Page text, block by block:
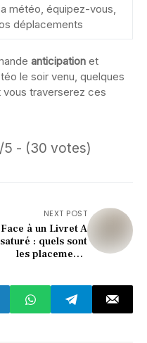
météo, équipez-vous,
déplacements
anticipation et
le soir venu, quelques
traverserez ces
5 - (30 votes)
NEXT POST
Face à un Livret A
saturé : quels sont
les placements
vos rendements en
2025